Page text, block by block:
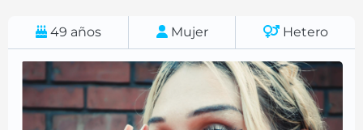
49 años Mujer Hetero